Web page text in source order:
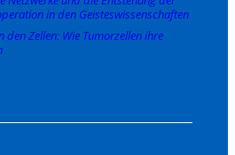
in den Geisteswissenschaften
Zellen: Wie Tumorzellen ihre